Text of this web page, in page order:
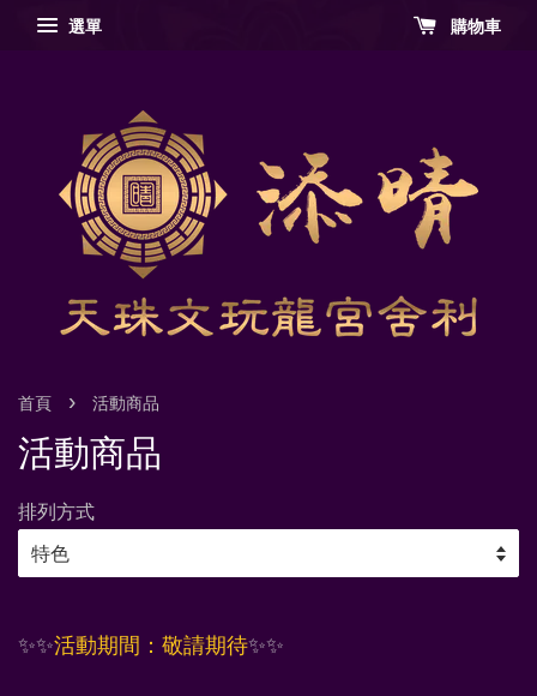
選單 購物車
首頁 › 活動商品
活動商品
排列方式
✨✨活動期間：敬請期待✨✨